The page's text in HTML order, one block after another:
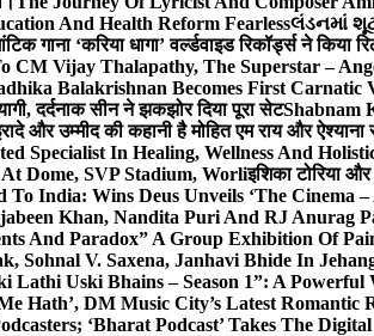
And Health Reform Fearlessલંડનમાં
गाना ‘करिया धागा’ वर्ल्डवाइड रिकॉर्ड्स ने किया
CM Vijay Thalapathy, The Superstar –
Balakrishnan Becomes First Carnatic
दर्दनाक सीन ने झकझोर दिया पूरा सेटShabnam
और उम्मीद की कहानी है मोहित एम राय और ऐश्याना
Specialist In Healing, Wellness And
Dome, SVP Stadium, Worliइशिका टोरिया
To India: Wins Deus Unveils ‘The Cinema
Khan, Nandita Puri And RJ Anurag
And Paradox” A Group Exhibition Of
Sohnal V. Saxena, Janhavi Bhide In
Lathi Uski Bhains – Season 1”: A
Hath’, DM Music City’s Latest Romantic
‘Bharat Podcast’ Takes The